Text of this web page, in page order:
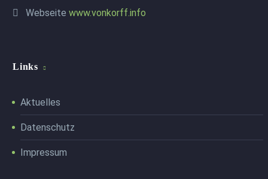
Webseite www.vonkorff.info
Links
Aktuelles
Datenschutz
Impressum